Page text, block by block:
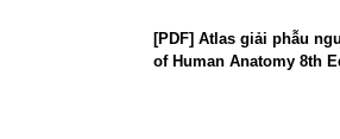
[PDF] Atlas giải phẫu
of Human Anatomy 8th